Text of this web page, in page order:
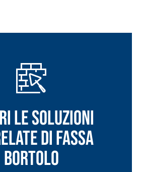
le soluzioni
di Fassa
Bortolo